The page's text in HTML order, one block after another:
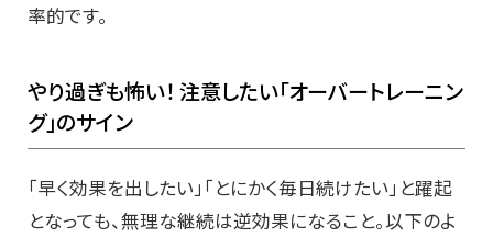
率的です。
やり過ぎも怖い！ 注意したい「オーバートレーニン
グ」のサイン
「早く効果を出したい」「とにかく毎日続けたい」と躍起
となっても、無理な継続は逆効果になること。以下のよ